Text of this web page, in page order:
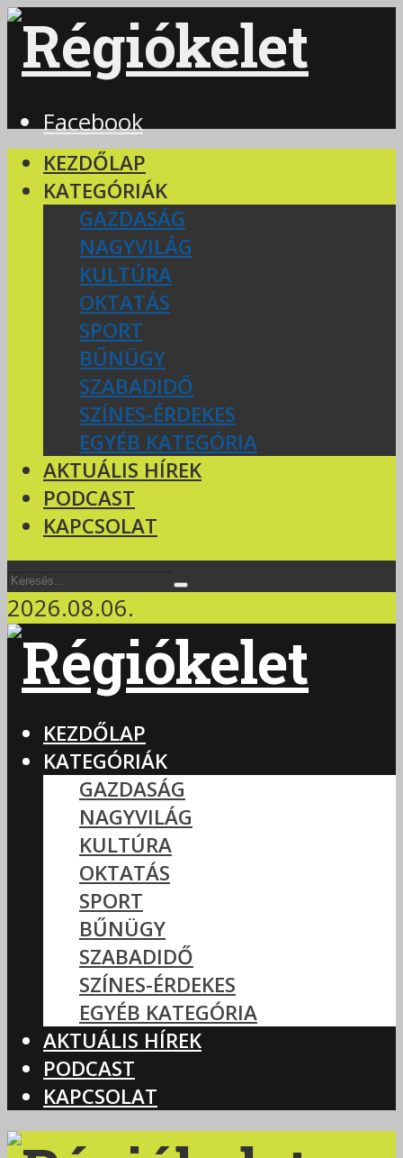
Facebook
KEZDŐLAP
KATEGÓRIÁK
GAZDASÁG
NAGYVILÁG
KULTÚRA
OKTATÁS
SPORT
BŰNÜGY
SZABADIDŐ
SZÍNES-ÉRDEKES
EGYÉB KATEGÓRIA
AKTUÁLIS HÍREK
PODCAST
KAPCSOLAT
2026.08.06.
KEZDŐLAP
KATEGÓRIÁK
GAZDASÁG
NAGYVILÁG
KULTÚRA
OKTATÁS
SPORT
BŰNÜGY
SZABADIDŐ
SZÍNES-ÉRDEKES
EGYÉB KATEGÓRIA
AKTUÁLIS HÍREK
PODCAST
KAPCSOLAT